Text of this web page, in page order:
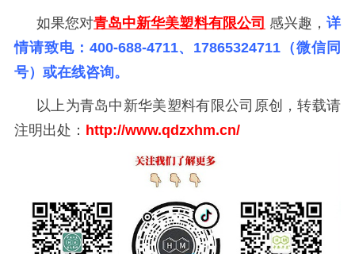
如果您对青岛中新华美塑料有限公司 感兴趣，详
情请致电： 400-688-4711、17865324711（微信同
号）或在线咨询。
以上为青岛中新华美塑料有限公司原创，转载请
注明出处： http://www.qdzxhm.cn/